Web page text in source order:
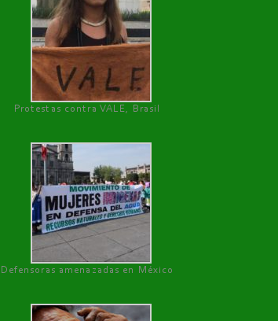
Protestas contra VALE, Brasil
Defensoras amenazadas en México